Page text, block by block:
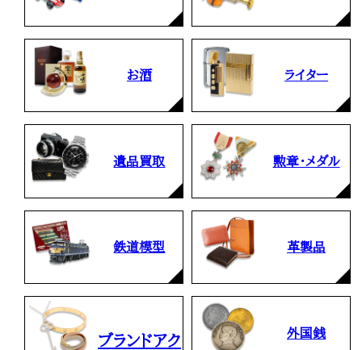
お酒 ライター
遺品買取 勲章・メダル
鉄道模型 革製品
ブランドアク
外国銭